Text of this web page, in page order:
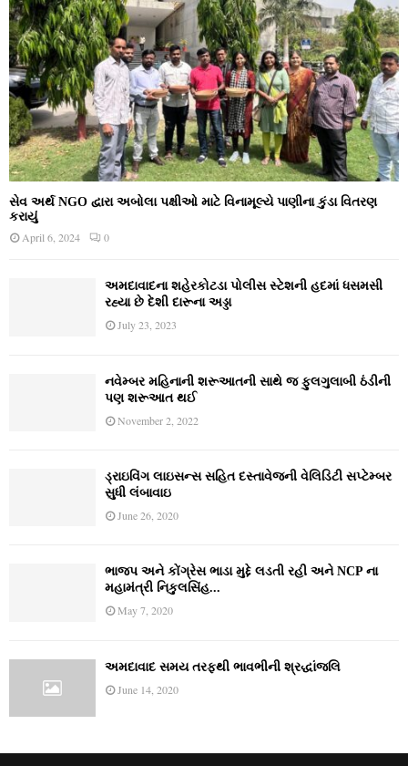
સેવ અર્થ NGO દ્વારા અબોલા પક્ષીઓ માટે વિનામૂલ્યે પાણીના કુંડા વિતરણ
કરાયું
April 6, 2024 0
અમદાવાદના શહેરકોટડા પોલીસ સ્ટેશની હદમાં ધસમસી
રહ્યા છે દેશી દારૂના અડ્ડા
July 23, 2023
નવેમ્‍બર મહિનાની શરૂઆતની સાથે જ ફુલગુલાબી ઠંડીની
પણ શરૂઆત થઈ
November 2, 2022
ડ્રાઇવિંગ લાઇસન્સ સહિત દસ્તાવેજની વેલિડિટી સપ્ટેમ્બર
સુધી લંબાવાઇ
June 26, 2020
ભાજપ અને કોંગ્રેસ ભાડા મુદ્દે લડતી રહી અને NCP ના
મહામંત્રી નિકુલસિંહ...
May 7, 2020
અમદાવાદ સમય તરફથી ભાવભીની શ્રદ્ધાંજલિ
June 14, 2020